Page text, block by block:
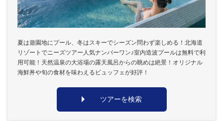
夏は遊園地にプール、冬はスキーでシーズン問わず楽しめる！北海道
リゾートでニーズツアー人気ナンバーワン♪室内造波プールは無料で利
用可能！天然温泉の大浴場の露天風呂からの眺めは絶景！オリジナル
海鮮丼や旬の食材を味わえるビュッフェが好評！
ツアーを検索